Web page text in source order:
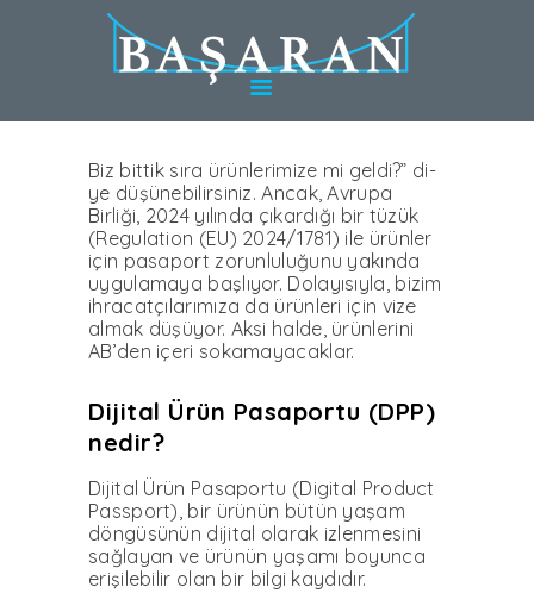
TÜRKIYE’DE
HIZMETLER
HIZMETLER
UZMANLAR
BLOG
KARIYER
WEBINAR
Biz bittik sı­ra ürünlerimi­ze mi geldi?” di­
ye düşünebilirsi­niz. Ancak, Avrupa
Birliği, 2024 yılın­da çıkardığı bir tü­zük
(Regulation (EU) 2024/1781) ile ürünler
için pasa­port zorunluluğunu yakında
uygulama­ya başlıyor. Dolayısıyla, bizim
ihracatçılarımıza da ürünleri için vize
almak düşüyor. Aksi halde, ürünlerini
AB’den içeri sokamayacaklar.
Dijital Ürün Pasaportu (DPP)
nedir?
Dijital Ürün Pasaportu (Di­gital Product
Passport), bir ürünün bütün yaşam
döngüsü­nün dijital olarak izlenmesini
sağlayan ve ürünün yaşamı bo­yunca
erişilebilir olan bir bilgi kaydıdır.